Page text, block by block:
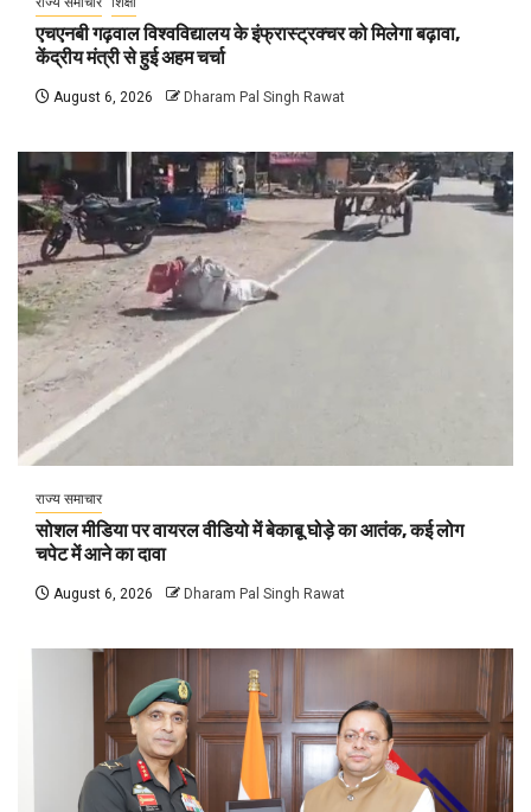
एचएनबी गढ़वाल विश्वविद्यालय के इंफ्रास्ट्रक्चर को मिलेगा बढ़ावा,
केंद्रीय मंत्री से हुई अहम चर्चा
August 6, 2026 Dharam Pal Singh Rawat
राज्य समाचार
सोशल मीडिया पर वायरल वीडियो में बेकाबू घोड़े का आतंक, कई लोग
चपेट में आने का दावा
August 6, 2026 Dharam Pal Singh Rawat